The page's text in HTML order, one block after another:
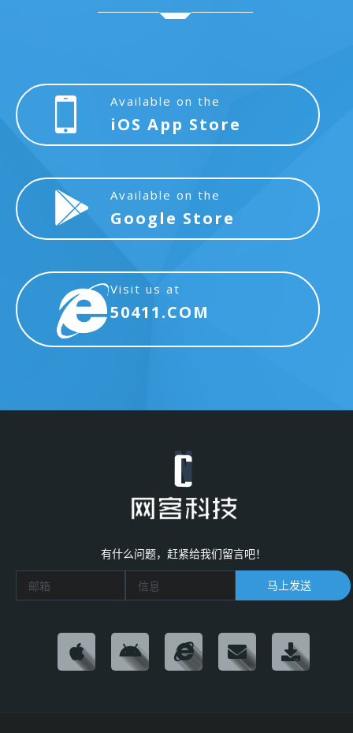
Available on the
iOS App Store
Available on the
Google Store
Visit us at
50411.COM
有什么问题，赶紧给我们留言吧！